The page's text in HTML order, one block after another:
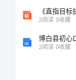
《直指目
2阅读 0收藏
2阅读 0收藏